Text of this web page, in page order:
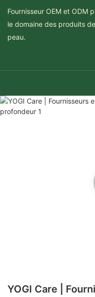
Fournisseur OEM et ODM
le domaine des produits
peau.
YOGI Care |